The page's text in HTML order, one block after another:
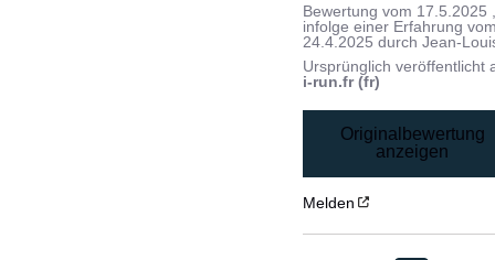
Bewertung vom 17.5.2025
infolge einer Erfahrung
24.4.2025 durchJean-
Ursprünglich veröffentlicht
i-run.fr (fr)
Originalbewertung
anzeigen
Melden